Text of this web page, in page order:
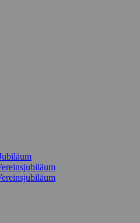
1921 e.V.
Familie